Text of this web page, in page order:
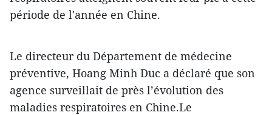
période de l'année en Chine.
Le directeur du Département de médecine
préventive, Hoang Minh Duc a déclaré que son
agence surveillait de près l’évolution des
maladies respiratoires en Chine.Le